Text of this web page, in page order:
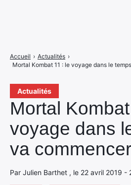
Actualités
Mortal
voyage dans
va
Par Julien Barthet , le 22 avril 2019 -
Accueil › Actualités ›
Mortal Kombat 11 : le voyage dans le